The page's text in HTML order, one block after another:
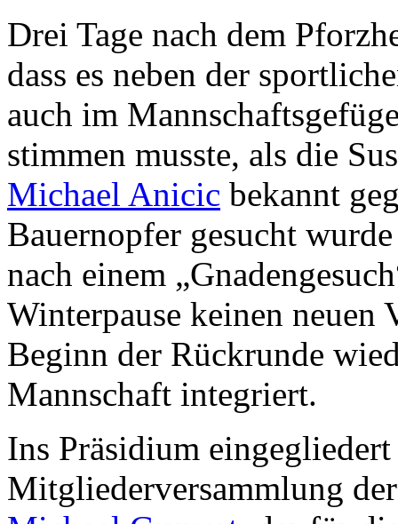
Drei Tage nach dem
dass es neben der
auch im
stimmen musste, als die
Michael Anicic bekannt
Bauernopfer gesucht
nach einem
Winterpause keinen neuen
Beginn der Rückrunde
Mannschaft integriert.
Ins Präsidium
Mitgliederversammlung